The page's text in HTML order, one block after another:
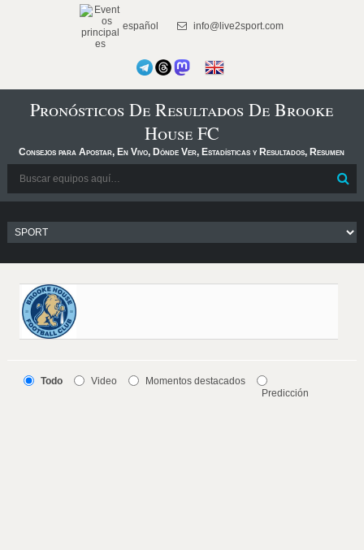
español info@live2sport.com
Pronósticos De Resultados De Brooke
House FC
Consejos para Apostar, En Vivo, Dónde Ver, Estadísticas y Resultados, Resumen
Todo Video
Momentos destacados
Predicción